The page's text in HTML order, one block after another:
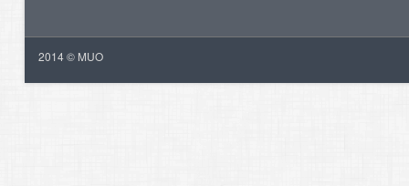
2014 © MUO